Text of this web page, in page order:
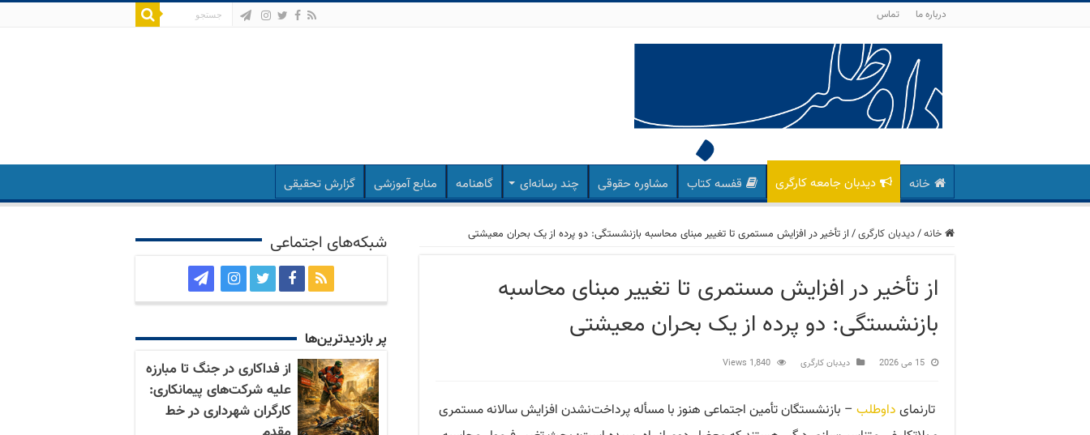
درباره ما تماس
خانه دیدبان جامعه کارگری قفسه کتاب مشاوره حقوقی چند رسانه‌ای گاهنامه منابع آموزشی گزارش تحقیقی
خانه/دید‌بان کارگری/ از تأخیر در افزایش مستمری تا تغییر مبنای محاسبه بازنشستگی: دو پرده از یک بحران معیشتی
از تأخیر در افزایش مستمری تا تغییر مبنای محاسبه
بازنشستگی: دو پرده از یک بحران معیشتی
15 می 2026 دید‌بان کارگری 1,840 Views
تارنمای داوطلب – بازنشستگان تأمین اجتماعی هنوز با مسأله پرداخت‌نشدن افزایش سالانه مستمری
شبکه‌های اجتماعی
پر بازدید‌ترین‌ها
از فداکاری در جنگ تا مبارزه
علیه شرکت‌های پیمانکاری:
کارگران شهرداری در خط